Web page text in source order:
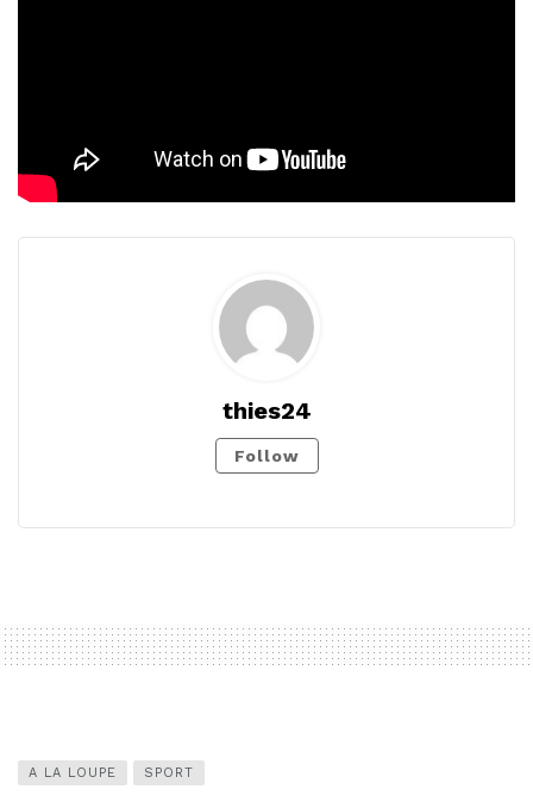
thies24
Follow
A LA LOUPE SPORT